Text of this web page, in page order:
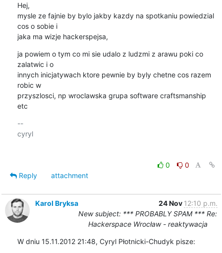
Hej,
mysle ze fajnie by bylo jakby kazdy na spotkaniu powiedzial
cos o sobie i
jaka ma wizje hackerspejsa,
ja powiem o tym co mi sie udalo z ludzmi z arawu poki co
zalatwic i o
innych inicjatywach ktore pewnie by byly chetne cos razem
robic w
przyszlosci, np wroclawska grupa software craftsmanship
etc
--
cyryl
0
0
Reply
attachment
Karol Bryksa 24 Nov 12:10 p.m.
New subject: *** PROBABLY SPAM *** Re:
Hackerspace Wrocław - reaktywacja
W dniu 15.11.2012 21:48, Cyryl Płotnicki-Chudyk pisze: